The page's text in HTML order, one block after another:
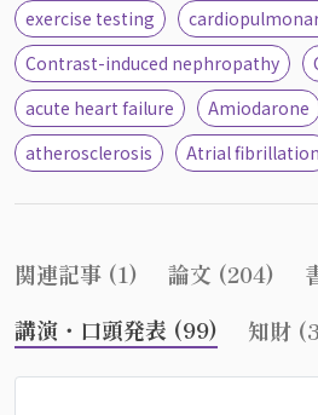
exercise testing
Contrast-induced nephropathy
acute heart failure
Amiodarone
atherosclerosis
Atrial fibrillation
関連記事 (1) 論文 (204)
講演・口頭発表 (99)
知財